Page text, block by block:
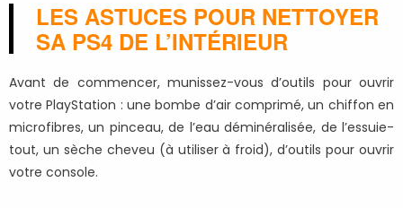
LES ASTUCES POUR NETTOYER
SA PS4 DE L’INTÉRIEUR
Avant de commencer, munissez-vous d’outils pour ouvrir
votre PlayStation : une bombe d’air comprimé, un chiffon en
microfibres, un pinceau, de l’eau déminéralisée, de l’essuie-
tout, un sèche cheveu (à utiliser à froid), d’outils pour ouvrir
votre console.